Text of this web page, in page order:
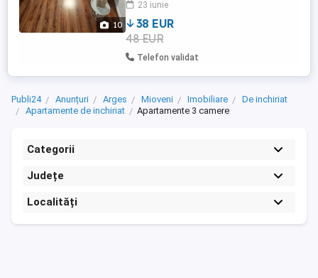
10
dispensar, stadion, magazine și poștă.
Tarife: Regim ...
23 iunie
38 EUR
48 EUR
Telefon validat
Publi24 Anunțuri Arges Mioveni Imobiliare
De inchiriat
Apartamente de inchiriat
Apartamente 3 camere
Categorii
Județe
Localități